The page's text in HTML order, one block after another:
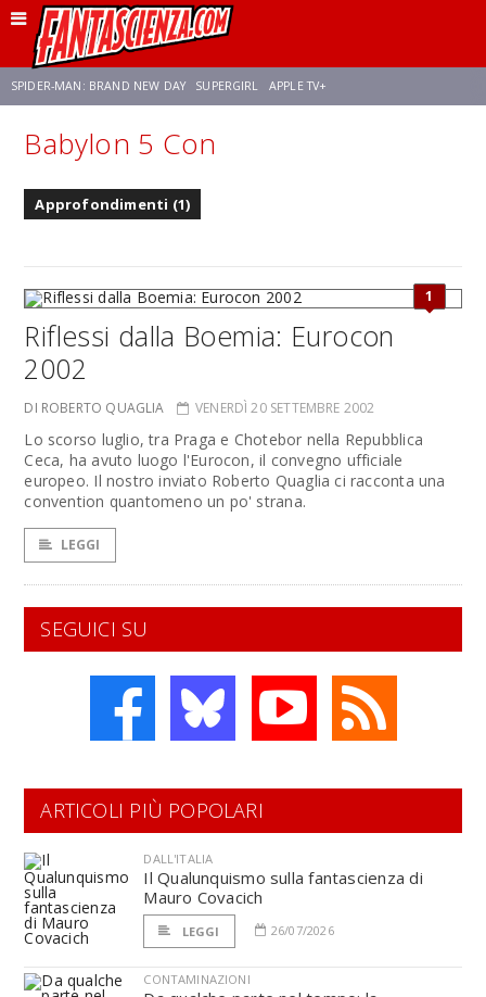
SPIDER-MAN: BRAND NEW DAY SUPERGIRL APPLE TV+
FRANCO RICCIARDIELLO ZENDAYA
Babylon 5 Con
Approfondimenti (1)
1
Riflessi dalla Boemia: Eurocon
2002
DI ROBERTO QUAGLIA VENERDÌ 20 SETTEMBRE 2002
Lo scorso luglio, tra Praga e Chotebor nella Repubblica
Ceca, ha avuto luogo l'Eurocon, il convegno ufficiale
europeo. Il nostro inviato Roberto Quaglia ci racconta una
convention quantomeno un po' strana.
LEGGI
SEGUICI SU
ARTICOLI PIÙ POPOLARI
DALL'ITALIA
Il Qualunquismo sulla fantascienza di
Mauro Covacich
LEGGI 26/07/2026
CONTAMINAZIONI